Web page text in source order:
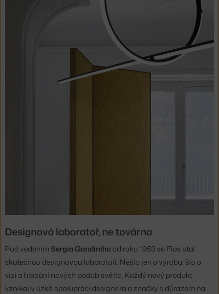
Designová laboratoř, ne továrna
Pod vedenímSergia Gandiniho od roku 1963 se Flos stal
skutečnou designovou laboratoří. Nešlo jen o výrobu, šlo o
vizi a hledání nových podob světla. Každý nový produkt
vznikal v úzké spolupráci designéra a značky s důrazem na